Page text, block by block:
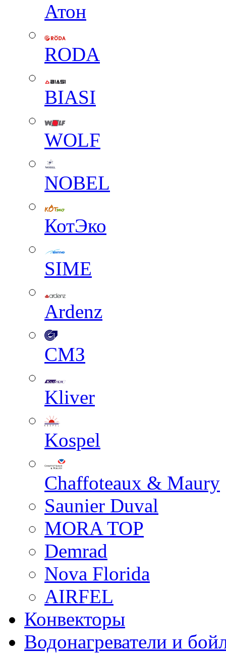
Атон
RODA
BIASI
WOLF
NOBEL
КотЭко
SIME
Ardenz
СМЗ
Kliver
Kospel
Chaffoteaux & Maury
Saunier Duval
MORA TOP
Demrad
Nova Florida
AIRFEL
Конвекторы
Водонагреватели и